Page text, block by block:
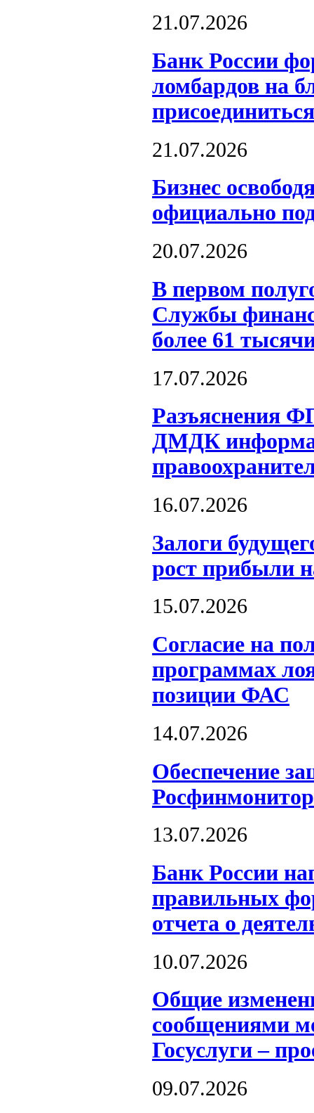
21.07.2026
Банк России
ломбардов на
21.07.2026
Бизнес
официально
20.07.2026
В первом
Службы
более 61
17.07.2026
Разъяснения
ДМДК
16.07.2026
Залоги
рост прибыли
15.07.2026
Согласие на
программах
позиции ФАС
14.07.2026
Обеспечение
13.07.2026
Банк России
правильных
отчета о
10.07.2026
Общие
сообщениями
Госуслуги –
09.07.2026